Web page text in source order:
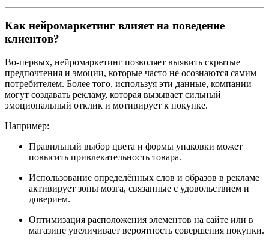
Как нейромаркетинг влияет на поведение
клиентов?
Во-первых, нейромаркетинг позволяет выявить скрытые
предпочтения и эмоции, которые часто не осознаются самим
потребителем. Более того, используя эти данные, компании
могут создавать рекламу, которая вызывает сильный
эмоциональный отклик и мотивирует к покупке.
Например:
Правильный выбор цвета и формы упаковки может
повысить привлекательность товара.
Использование определённых слов и образов в рекламе
активирует зоны мозга, связанные с удовольствием и
доверием.
Оптимизация расположения элементов на сайте или в
магазине увеличивает вероятность совершения покупки.